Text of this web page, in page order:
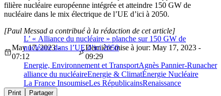
filière nucléaire européenne intégrée et atteindre 150 GW de
nucléaire dans le mix électrique de l’UE d’ici à 2050.
L’ « Alliance du nucléaire » planche sur 150 GW de
nucléaire dans l’UE d’ici 2050
[Paul Messad a contribué à la rédaction de cet article]
May 17, 2023 -
07:12
Dernière mise à jour: May 17, 2023 -
09:29
Energie, Environnement et TransportAgnès Pannier-Runacher
alliance du nucléaireEnergie & ClimatÉnergie Nucléaire
La France InsoumiseLes RépublicainsRenaissance
Print Partager